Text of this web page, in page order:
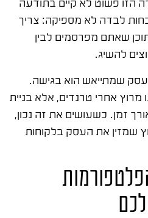
לבדה לא מספיקה: צריך
שאתם מפרסמים לבין
להשיג.
שמתייאש הוא בגישה.
מרוץ אחרי טרנדים, אלא בניית
זמן. כשעושים את זה נכון,
שמזין את העסק בלקוחות